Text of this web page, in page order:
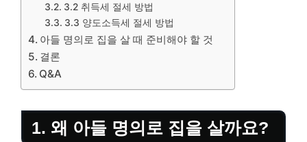
3.2 취득세 절세 방법
3.3 양도소득세 절세 방법
아들 명의로 집을 살 때 준비해야 할 것
결론
Q&A
1. 왜 아들 명의로 집을 살까요?